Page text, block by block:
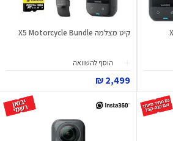
קיט מצלמה X5 Motorcycle Bundle
הוסף להשוואה
2,499 ₪